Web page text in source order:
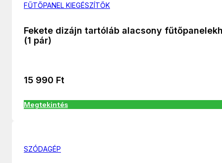
FŰTŐPANEL KIEGÉSZÍTŐK
Fekete dizájn tartóláb alacsony
(1 pár)
15 990 Ft
Megtekintés
SZÓDAGÉP